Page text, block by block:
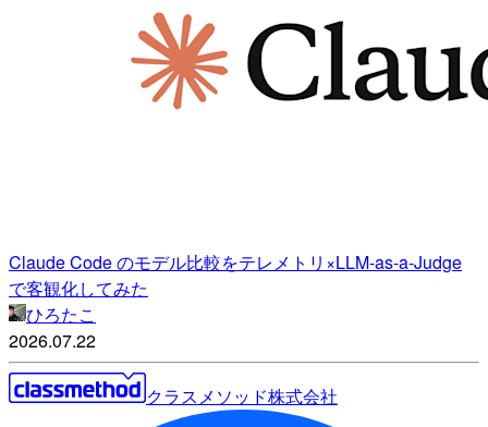
Claude Code のモデル比較をテレメトリ×LLM-as-a-Judge
で客観化してみた
ひろたこ
2026.07.22
クラスメソッド株式会社